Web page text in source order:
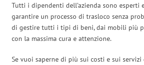
Tutti i dipendenti dell’azienda sono esperti
garantire un processo di trasloco senza
di gestire tutti i tipi di beni, dai mobili più
con la massima cura e attenzione.
Se vuoi saperne di più sui costi e sui